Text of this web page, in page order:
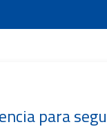
para